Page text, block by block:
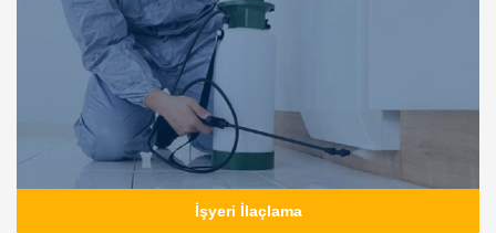
İşyeri İlaçlama